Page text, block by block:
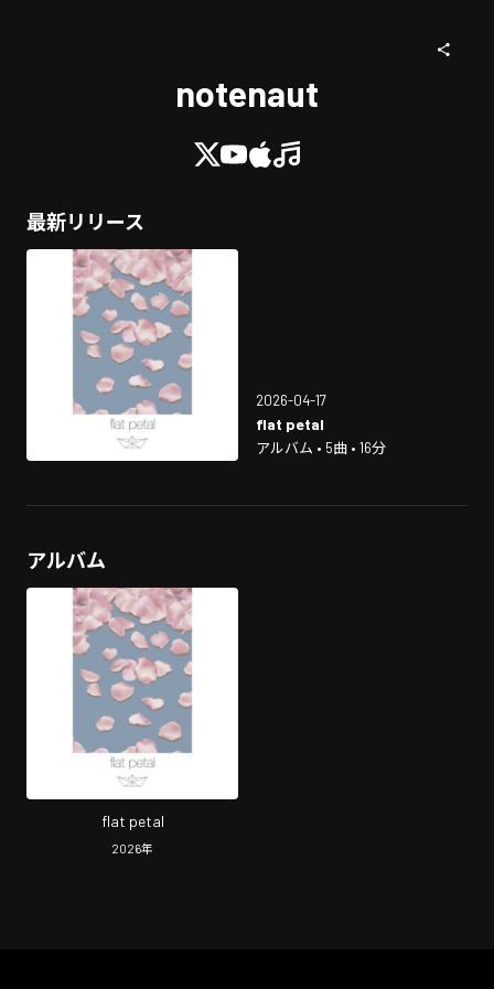
notenaut
最新リリース
2026-04-17
flat petal
アルバム • 5曲 • 16分
アルバム
flat petal
2026年